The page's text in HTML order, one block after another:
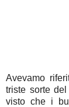
Avevamo
triste sorte
visto che i